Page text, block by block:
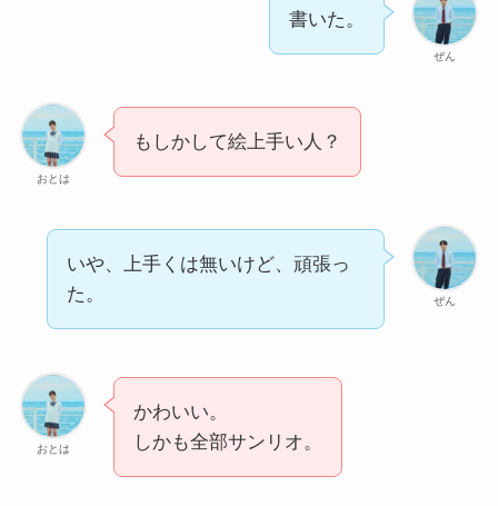
ぜん
書いた。
おとは
もしかして絵上手い人？
ぜん
いや、上手くは無いけど、頑張っ
た。
おとは
かわいい。
しかも全部サンリオ。